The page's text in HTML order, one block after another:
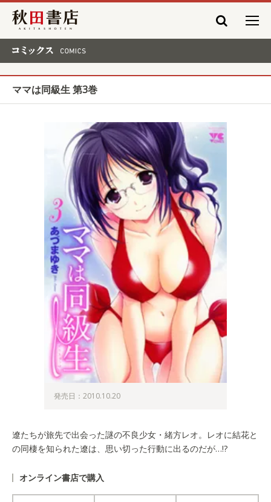
秋田書店
ママは同級生 第3巻
発売日：2010.10.20
遼たちが旅先で出会った謎の不良少女・緒方レオ。レオに結花と
の同棲を知られた遼は、思い切った行動に出るのだが…!?
オンライン書店で購入